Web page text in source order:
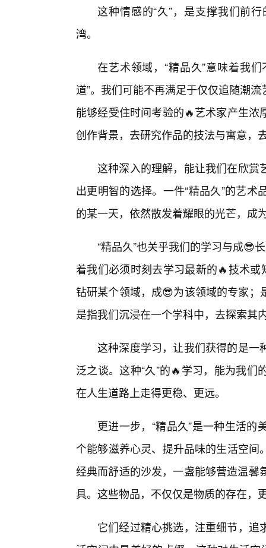
这种情感的“久”，是支撑我们前
湾。
在艺术领域，“精品久”意味着我
道”。我们可能不再满足于仅仅追随潮
能够经受住时间考验的🔥艺术家产生
创作背景，去研究作品的技法与寓意，
这种深入的理解，能让我们在欣赏
出更明智的选择。一件“精品久”的艺
的某一天，依然散发着耀眼的光芒，成
“精品久”也关乎我们的学习与成😎
着我们必须时刻去学习最新的🔥技术
钻研某个领域，成😎为该领域的专家
是指我们沉浸在一个学科中，去探索其
这种深度学习，让我们获得的是一
泛之谈。这种“久”的🔥学习，能为我
在人生道路上走得更稳、更远。
更进一步，“精品久”是一种生活
个能够滋养心灵、提升品味的生活空
经典而舒适的沙发，一盏能够营造温
具。这些物品，不仅仅是物质的存在，
它们经过精心挑选，注重细节，